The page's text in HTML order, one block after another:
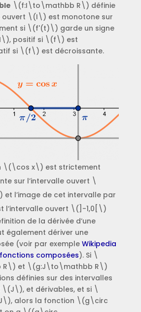
\(f:I\to\mathbb R\) définie
ouvert \(I\) est monotone sur
si \(f'(t)\) garde un signe
positif si \(f\) est
si \(f\) est décroissante.
\(\cos x\) est strictement
sur l’intervalle ouvert \
l’image de cet intervalle par
l’intervalle ouvert \(]-1,0[\)
de la dérivée d’une
également dériver une
(voir par exemple Wikipedia
composées). Si \
R\) et \(g:J\to\mathbb R\)
définies sur des intervalles
et dérivables, et si \
alors la fonction \(g\circ